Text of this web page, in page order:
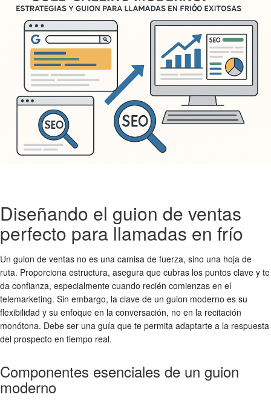
Diseñando el guion de ventas
perfecto para llamadas en frío
Un guion de ventas no es una camisa de fuerza, sino una hoja de
ruta. Proporciona estructura, asegura que cubras los puntos clave y te
da confianza, especialmente cuando recién comienzas en el
telemarketing. Sin embargo, la clave de un guion moderno es su
flexibilidad y su enfoque en la conversación, no en la recitación
monótona. Debe ser una guía que te permita adaptarte a la respuesta
del prospecto en tiempo real.
Componentes esenciales de un guion
moderno